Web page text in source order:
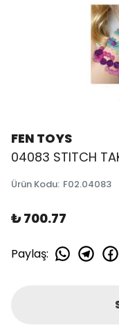
FEN TOYS
04083 STITCH
Ürün Kodu: F02.04083
₺ 700.77
Paylaş: